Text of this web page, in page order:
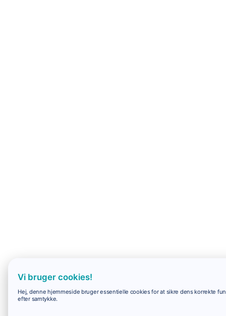
Vi bruger cookies!
Hej, denne hjemmeside bruger essentielle cookies for at sikre dens korrekte
efter samtykke.